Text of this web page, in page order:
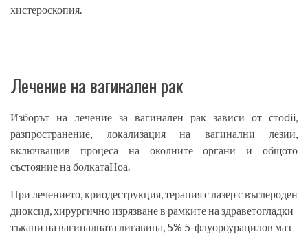
хистероскопия.
Лечение на вагинален рак
Изборът на лечение за вагинален рак зависи от сто­dii,
разпространение, локализация на вагинални лезии,
включващи­в процеса на околните органи и общото
състояние на болката­Ноа.
При лечението, криодеструкция, терапия с лазер с въглероден
диоксид, хирургично изрязване в рамките на здравето­гладки
тъкани на вагиналната лигавица, 5% 5-флуороурацилов маз